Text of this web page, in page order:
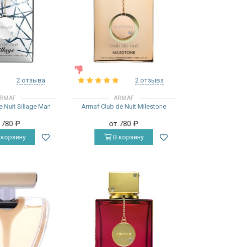
2 отзыва
Nuit Sillage Man
780₽
2 отзыва
ARMAF
Armaf Club de Nuit Milestone
от 780₽
В корзину